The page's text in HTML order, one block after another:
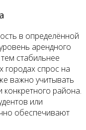
в определённой
арендного
стабильнее
городах спрос на
важно учитывать
района.
или
обеспечивают